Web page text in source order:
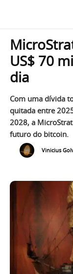
US$ 70
dia
Com uma dívida
quitada entre
2028, a
futuro do bitcoin.
Vinicius